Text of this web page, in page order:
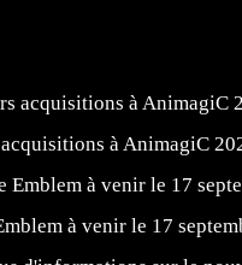
à AnimagiC
à venir le 17